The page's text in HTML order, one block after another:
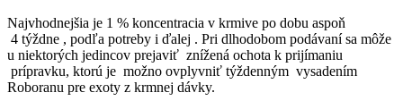
Najvhodnejšia je 1 % koncentracia v krmive po dobu aspoň
4 týždne , podľa potreby i ďalej . Pri dlhodobom podávaní sa môže
u niektorých jedincov prejaviť znížená ochota k prijímaniu
prípravku, ktorú je možno ovplyvniť týždenným vysadením
Roboranu pre exoty z krmnej dávky.